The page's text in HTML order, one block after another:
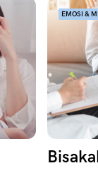
EMOSI &